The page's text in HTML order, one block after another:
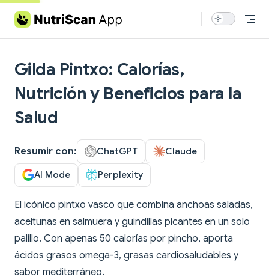
Skip to content
Gilda Pintxo: Calorías,
Nutrición y Beneficios para la
Salud
Resumir con: ChatGPT Claude
AI Mode Perplexity
El icónico pintxo vasco que combina anchoas saladas,
aceitunas en salmuera y guindillas picantes en un solo
palillo. Con apenas 50 calorías por pincho, aporta
ácidos grasos omega-3, grasas cardiosaludables y
sabor mediterráneo.